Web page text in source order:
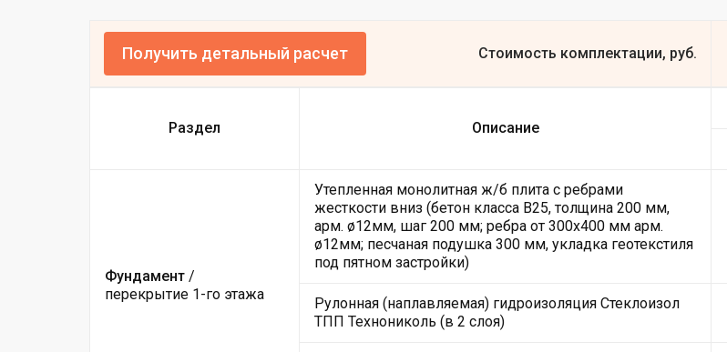
Получить детальный расчет Стоимость комплектации, руб.
Раздел Описание
Фундамент /
перекрытие 1-го этажа
Утепленная монолитная ж/б плита с ребрами
жесткости вниз (бетон класса В25, толщина 200 мм,
арм. ø12мм, шаг 200 мм; ребра от 300х400 мм арм.
ø12мм; песчаная подушка 300 мм, укладка геотекстиля
под пятном застройки)
Рулонная (наплавляемая) гидроизоляция Стеклоизол
ТПП Технониколь (в 2 слоя)